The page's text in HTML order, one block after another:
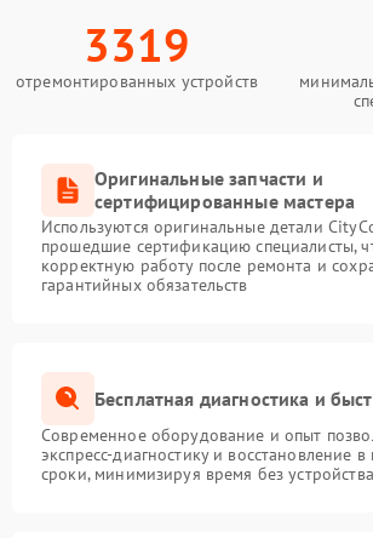
3319
отремонтированных устройств
Оригинальные запчасти и
сертифицированные мастера
Используются оригинальные детали
прошедшие сертификацию специалисты,
корректную работу после ремонта и
гарантийных обязательств
Бесплатная диагностика и
Современное оборудование и опыт
экспресс-диагностику и восстановление
сроки, минимизируя время без устройства